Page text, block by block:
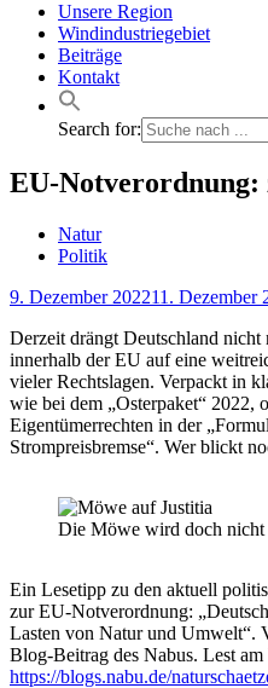
Unsere Region
Windindustriegebiet
Beiträge
Kontakt
Search for:
EU-
Natur
Politik
9. Dezember 202211. Dezember
Derzeit drängt Deutschland nicht
innerhalb der EU auf eine
vieler Rechtslagen. Verpackt in
wie bei dem „Osterpaket“ 2022,
Eigentümerrechten in der
Strompreisbremse“. Wer blickt
Die Möwe wird doch
Ein Lesetipp zu den aktuell
zur EU-Notverordnung:
Lasten von Natur und Umwelt“.
Blog-Beitrag des Nabus. Lest am
https://blogs.nabu.de/